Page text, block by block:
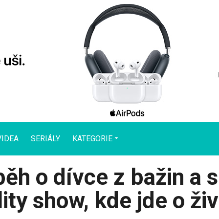
SERIÁLY KATEGORIE
a chytrý
Enviromentální projekty
Letectví a vesmír
Redakční články
Ostatní
Streamovací
PC a konzolové
Herní novinky
Ostatní
Twitter Apple Microsoft
o dívce z bažin a
show, kde jde o